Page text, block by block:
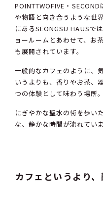
POINTTWOFIVE・
や物語と向き合うような世
にあるSEONGSU HAUSで
ョールームとあわせて、お
も展開されています。
一般的なカフェのように、
いうよりも、香りやお茶、
つの体験として味わう場所。
にぎやかな聖水の街を歩い
な、静かな時間が流れていま
カフェというより